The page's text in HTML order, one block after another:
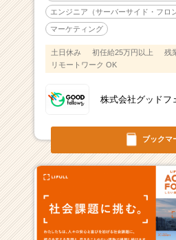
ブックマ
エンジニア（サーバーサイド・フロ
マーケティング
土日休み 初任給25万円以上 残
リモートワーク OK
株式会社グッドフ